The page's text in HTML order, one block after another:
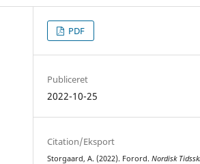
PDF
Publiceret
2022-10-25
Citation/Eksport
Storgaard, A. (2022). Forord.Nordisk